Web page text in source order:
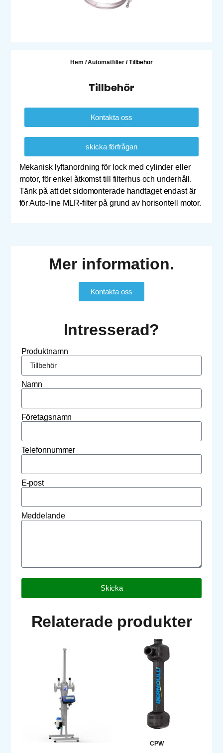
Hem /Automatfilter / Tillbehör
Tillbehör
Kontakta oss
skicka förfrågan
Mekanisk lyftanordning för lock med cylinder eller
motor, för enkel åtkomst till filterhus och underhåll.
Tänk på att det sidomonterade handtaget endast är
för Auto-line MLR-filter på grund av horisontell motor.
Mer information.
Kontakta oss
Intresserad?
Produktnamn
Namn
Företagsnamn
Telefonnummer
E-post
Meddelande
Skicka
Relaterade produkter
CPW